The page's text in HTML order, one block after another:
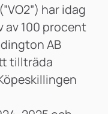
har idag
av 100 procent
AB
tillträda